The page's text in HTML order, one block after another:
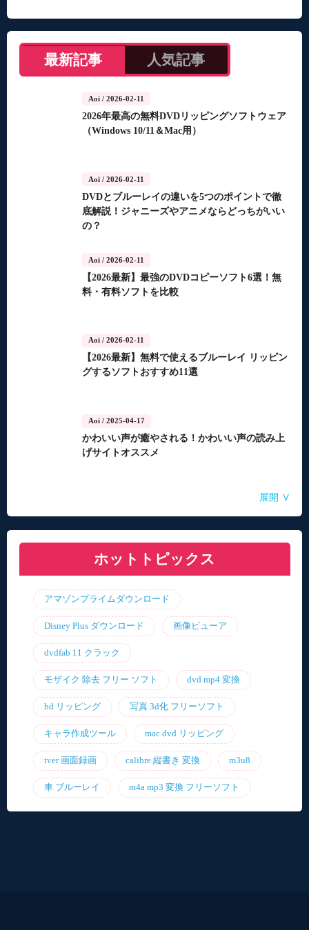
最新記事 人気記事
Aoi/ 2026-02-11
2026年最高の無料DVDリッピングソフトウェア
（Windows 10/11＆Mac用）
Aoi/ 2026-02-11
DVDとブルーレイの違いを5つのポイントで徹
底解説！ジャニーズやアニメならどっちがいい
の？
Aoi/ 2026-02-11
【2026最新】最強のDVDコピーソフト6選！無
料・有料ソフトを比較
Aoi/ 2026-02-11
【2026最新】無料で使えるブルーレイ リッピン
グするソフトおすすめ11選
Aoi/ 2025-04-17
かわいい声が癒やされる！かわいい声の読み上
げサイトオススメ
自動音声読み上げ無料ツールランキング！使い
やすさと機能を比較
【2026年最新】合成音声のフリーソフト・サイ
ト・アプリおすすめ7選！
【2026年更新】AI音声読み上げソフト・サイ
ト・アプリ8選！【無料】
【2026最新】TuneFabの使い方・評判・違法性
をご紹介！最優の代替品は？
【2026最新】ひまわり動画のダウンロード方法
展開 ∨
ホットトピックス
アマゾンプライムダウンロード
Disney Plus ダウンロード 画像ビューア
dvdfab 11 クラック
モザイク 除去 フリー ソフト dvd mp4 変換
bd リッピング 写真 3d化 フリーソフト
キャラ作成ツール mac dvd リッピング
tver 画面録画 calibre 縦書き 変換 m3u8
車 ブルーレイ m4a mp3 変換 フリーソフト